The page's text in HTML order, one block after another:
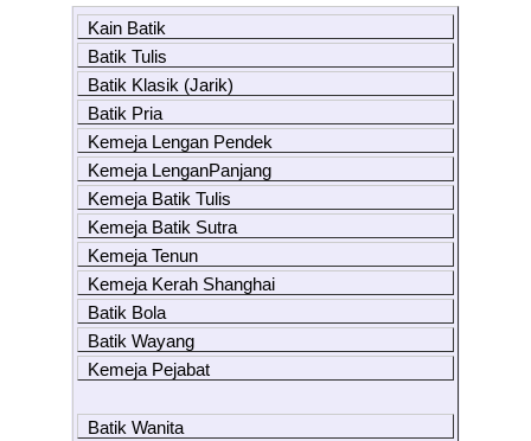
Kain Batik
Batik Tulis
Batik Klasik (Jarik)
Batik Pria
Kemeja Lengan Pendek
Kemeja LenganPanjang
Kemeja Batik Tulis
Kemeja Batik Sutra
Kemeja Tenun
Kemeja Kerah Shanghai
Batik Bola
Batik Wayang
Kemeja Pejabat
Batik Wanita